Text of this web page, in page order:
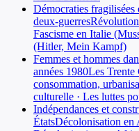
Démocraties fragilisées
deux-guerresRévolution
Fascisme en Italie
(Hitler, Mein Kampf)
Femmes et hommes
années 1980Les Trente
consommation,
culturelle · Les luttes
Indépendances et
ÉtatsDécolonisation en